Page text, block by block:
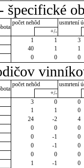
špecifické
počet nehôd
usmrtení
+/-
1 1
3
40 1
1
0 0 0
počet nehôd
usmrtení
+/-
3 0
0
1 1
0
24 -2
4
0 0
0
0 -1
0
0 -1
0
0 0
0
1 -1
0